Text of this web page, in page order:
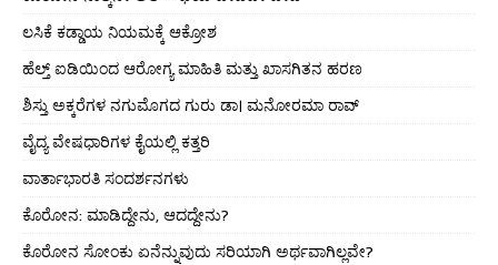
ಲಸಿಕೆ ಕಡ್ಡಾಯ ನಿಯಮಕ್ಕೆ ಆಕ್ರೋಶ
ಹೆಲ್ತ್ ಐಡಿಯಿಂದ ಆರೋಗ್ಯ ಮಾಹಿತಿ ಮತ್ತು ಖಾಸಗಿತನ ಹರಣ
ಶಿಸ್ತು ಅಕ್ಕರೆಗಳ ನಗುಮೊಗದ ಗುರು ಡಾ। ಮನೋರಮಾ ರಾವ್
ವೈದ್ಯ ವೇಷಧಾರಿಗಳ ಕೈಯಲ್ಲಿ ಕತ್ತರಿ
ವಾರ್ತಾಭಾರತಿ ಸಂದರ್ಶನಗಳು
ಕೊರೋನ: ಮಾಡಿದ್ದೇನು, ಆದದ್ದೇನು?
ಕೊರೋನ ಸೋಂಕು ಏನೆನ್ನುವುದು ಸರಿಯಾಗಿ ಅರ್ಥವಾಗಿಲ್ಲವೇ?